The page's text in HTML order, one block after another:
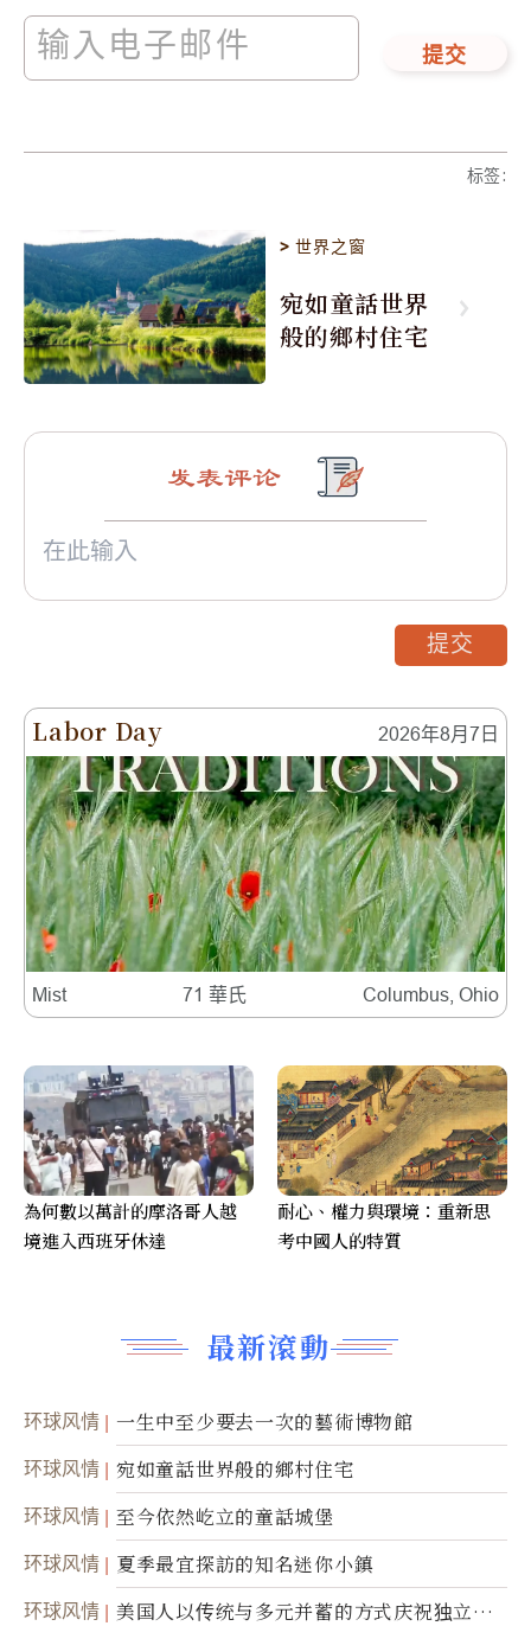
提交
标签:
>世界之窗
宛如童話世界
般的鄉村住宅
Labor Day 2026年8月7日
Mist 71 華氏 Columbus, Ohio
最新滾動
环球风情 一生中至少要去一次的藝術博物館
环球风情 宛如童話世界般的鄉村住宅
环球风情 至今依然屹立的童話城堡
环球风情 夏季最宜探訪的知名迷你小鎮
环球风情
美国人以传统与多元并蓄的方式庆祝独立日2
发表评论
提交
為何數以萬計的摩洛哥人越
境進入西班牙休達
耐心、權力與環境：重新思
考中國人的特質